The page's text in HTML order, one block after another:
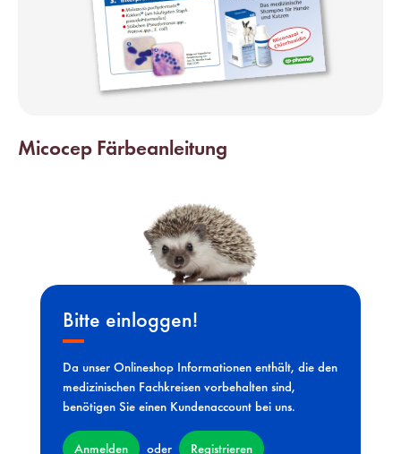
Micocep Färbeanleitung
Bitte einloggen!
Da unser Onlineshop Informationen enthält, die den
medizinischen Fachkreisen vorbehalten sind,
benötigen Sie einen Kundenaccount bei uns.
Anmelden oder Registrieren